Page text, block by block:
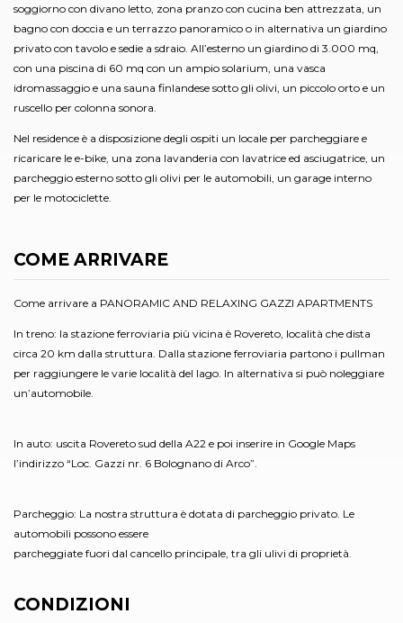
soggiorno con divano letto, zona pranzo con cucina ben attrezzata, un
bagno con doccia e un terrazzo panoramico o in alternativa un giardino
privato con tavolo e sedie a sdraio. All’esterno un giardino di 3.000 mq,
con una piscina di 60 mq con un ampio solarium, una vasca
idromassaggio e una sauna finlandese sotto gli olivi, un piccolo orto e un
ruscello per colonna sonora.
Nel residence è a disposizione degli ospiti un locale per parcheggiare e
ricaricare le e-bike, una zona lavanderia con lavatrice ed asciugatrice, un
parcheggio esterno sotto gli olivi per le automobili, un garage interno
per le motociclette.
COME ARRIVARE
Come arrivare a PANORAMIC AND RELAXING GAZZI APARTMENTS
In treno: la stazione ferroviaria più vicina è Rovereto, località che dista
circa 20 km dalla struttura. Dalla stazione ferroviaria partono i pullman
per raggiungere le varie località del lago. In alternativa si può noleggiare
un’automobile.
In auto: uscita Rovereto sud della A22 e poi inserire in Google Maps
l’indirizzo “Loc. Gazzi nr. 6 Bolognano di Arco”.
Parcheggio: La nostra struttura è dotata di parcheggio privato. Le
automobili possono essere
parcheggiate fuori dal cancello principale, tra gli ulivi di proprietà.
CONDIZIONI